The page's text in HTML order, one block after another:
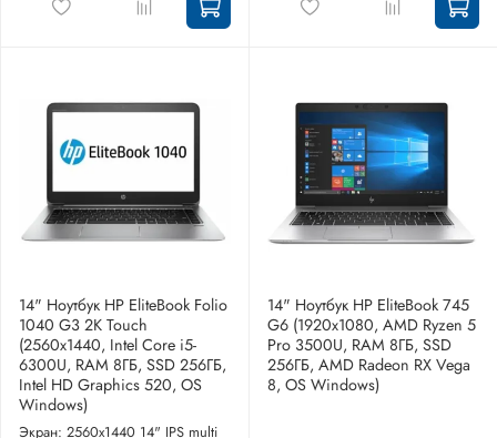
14" Ноутбук HP EliteBook Folio
1040 G3 2K Touch
(2560x1440, Intel Core i5-
6300U, RAM 8ГБ, SSD 256ГБ,
Intel HD Graphics 520, OS
Windows)
Экран: 2560x1440 14" IPS multi
14" Ноутбук HP EliteBook 745
G6 (1920x1080, AMD Ryzen 5
Pro 3500U, RAM 8ГБ, SSD
256ГБ, AMD Radeon RX Vega
8, OS Windows)